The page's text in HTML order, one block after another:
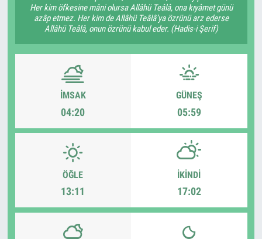
Her kim öfkesine mâni olursa Allâhü Teâlâ, ona kıyâmet günü
azâp etmez. Her kim de Allâhü Teâlâ’ya özrünü arz ederse
Allâhü Teâlâ, onun özrünü kabul eder. (Hadis-i Şerif)
İMSAK
04:20
GÜNEŞ
05:59
ÖĞLE
13:11
İKINDI
17:02